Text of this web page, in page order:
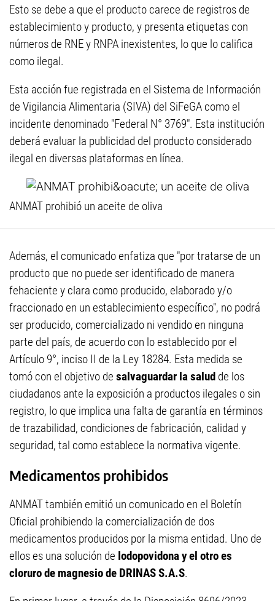
Esto se debe a que el producto carece de registros de
establecimiento y producto, y presenta etiquetas con
números de RNE y RNPA inexistentes, lo que lo califica
como ilegal.
Esta acción fue registrada en el Sistema de Información
de Vigilancia Alimentaria (SIVA) del SiFeGA como el
incidente denominado "Federal N° 3769". Esta institución
deberá evaluar la publicidad del producto considerado
ilegal en diversas plataformas en línea.
ANMAT prohibió un aceite de oliva
Además, el comunicado enfatiza que "por tratarse de un
producto que no puede ser identificado de manera
fehaciente y clara como producido, elaborado y/o
fraccionado en un establecimiento específico", no podrá
ser producido, comercializado ni vendido en ninguna
parte del país, de acuerdo con lo establecido por el
Artículo 9°, inciso II de la Ley 18284. Esta medida se
tomó con el objetivo de salvaguardar la salud de los
ciudadanos ante la exposición a productos ilegales o sin
registro, lo que implica una falta de garantía en términos
de trazabilidad, condiciones de fabricación, calidad y
seguridad, tal como establece la normativa vigente.
Medicamentos prohibidos
ANMAT también emitió un comunicado en el Boletín
Oficial prohibiendo la comercialización de dos
medicamentos producidos por la misma entidad. Uno de
ellos es una solución de Iodopovidona y el otro es
cloruro de magnesio de DRINAS S.A.S.